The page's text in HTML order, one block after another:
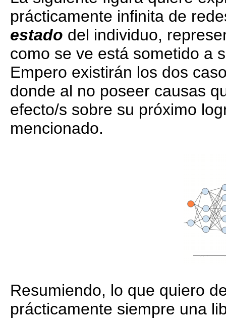
prácticamente infinita de
estado del individuo,
como se ve está sometido a
Empero existirán los dos
donde al no poseer causas
efecto/s sobre su próximo
mencionado.
Resumiendo, lo que quiero
prácticamente siempre una